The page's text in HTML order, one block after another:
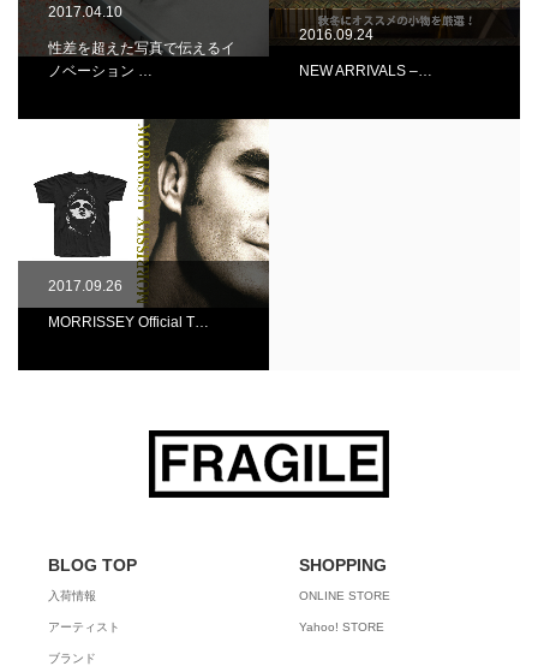
2017.04.10
性差を超えた写真で伝えるイ
ノベーション …
2016.09.24
NEW ARRIVALS –…
2017.09.26
MORRISSEY Official T…
BLOG TOP
入荷情報
アーティスト
ブランド
SHOPPING
ONLINE STORE
Yahoo! STORE